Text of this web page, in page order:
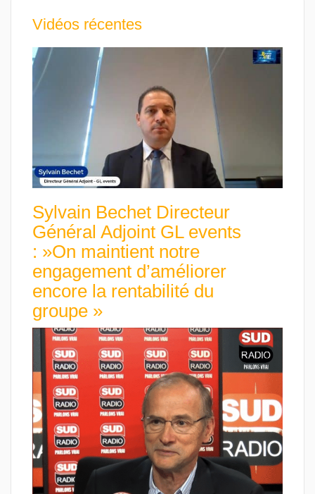
Vidéos récentes
Sylvain Bechet Directeur
Général Adjoint GL events
: »On maintient notre
engagement d’améliorer
encore la rentabilité du
groupe »